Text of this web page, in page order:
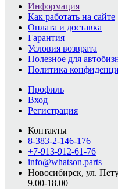
Информация
Как работать на сайте
Оплата и доставка
Гарантия
Условия возврата
Полезное для
Политика
Профиль
Вход
Регистрация
Контакты
8-383-2-146-176
+7-913-912-61-76
info@whatson.parts
Новосибирск, ул.
9.00-18.00